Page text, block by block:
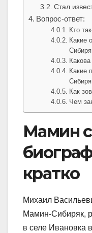
Стал
Вопрос-ответ:
Кто
Какие
Какие
Как
Чем
Мамин
кратко
Михаил
Мамин-Сибиряк,
в селе Ивановка